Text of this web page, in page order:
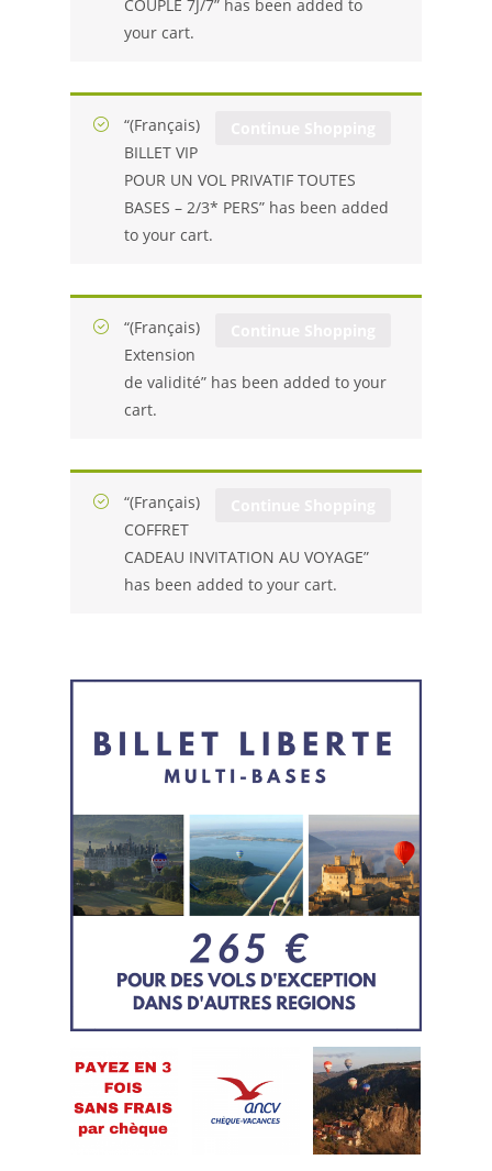
COUPLE 7J/7” has been added to
your cart.
“(Français)
BILLET VIP
POUR UN VOL PRIVATIF TOUTES
BASES – 2/3* PERS” has been added
to your cart.
“(Français)
Extension
de validité” has been added to your
cart.
“(Français)
COFFRET
CADEAU INVITATION AU VOYAGE”
has been added to your cart.